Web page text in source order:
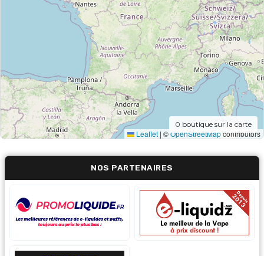
Leaflet | ©OpenStreetMapcontributors
0 boutique sur la carte
NOS PARTENAIRES